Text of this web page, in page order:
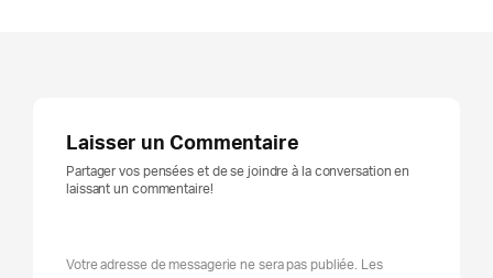
Laisser un Commentaire
Partager vos pensées et de se joindre à la conversation en
laissant un commentaire!
Votre adresse de messagerie ne sera pas publiée. Les